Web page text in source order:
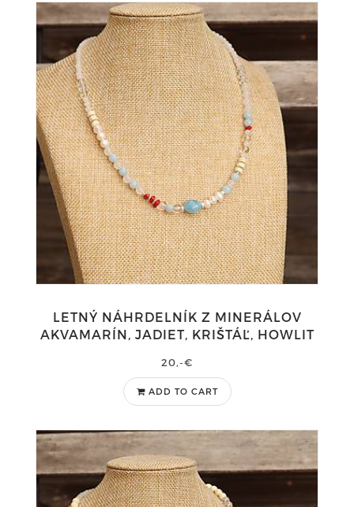
LETNÝ NÁHRDELNÍK Z MINERÁLOV
AKVAMARÍN, JADIET, KRIŠTÁĽ, HOWLIT
20,-€
ADD TO CART